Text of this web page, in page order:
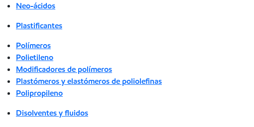
Neo-ácidos
Plastificantes
Polímeros
Polietileno
Modificadores de polímeros
Plastómeros y elastómeros de poliolefinas
Polipropileno
Disolventes y fluidos